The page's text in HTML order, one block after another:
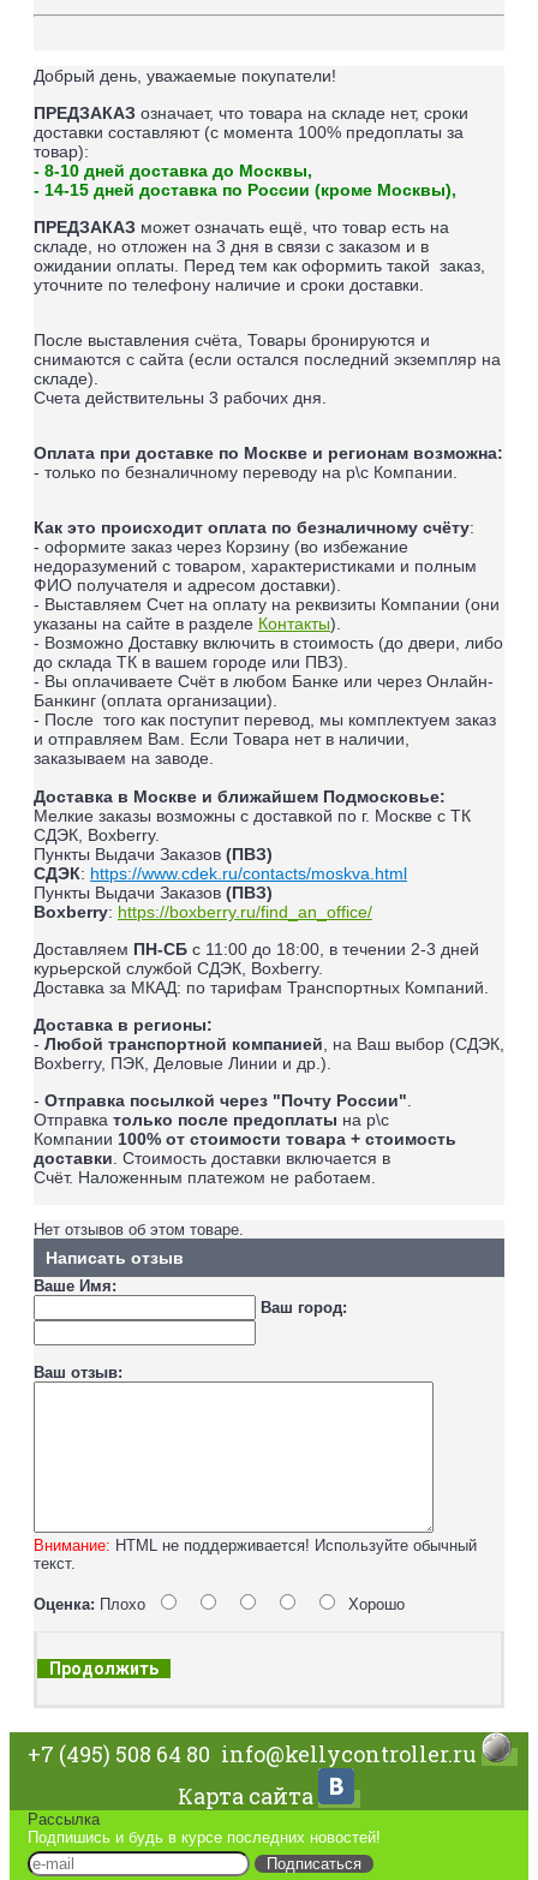
Добрый день, уважаемые покупатели!
ПРЕДЗАКАЗ означает, что товара на складе нет, сроки
доставки составляют (с момента 100% предоплаты за
товар):
- 8-10 дней доставка до Москвы,
- 14-15 дней доставка по России (кроме Москвы),
ПРЕДЗАКАЗ может означать ещё, что товар есть на
складе, но отложен на 3 дня в связи с заказом и в
ожидании оплаты. Перед тем как оформить такой заказ,
уточните по телефону наличие и сроки доставки.
После выставления счёта, Товары бронируются и
снимаются с сайта (если остался последний экземпляр на
складе).
Счета действительны 3 рабочих дня.
Оплата при доставке по Москве и регионам возможна:
- только по безналичному переводу на р\с Компании.
Как это происходит оплата по безналичному счёту:
- оформите заказ через Корзину (во избежание
недоразумений с товаром, характеристиками и полным
ФИО получателя и адресом доставки).
- Выставляем Счет на оплату на реквизиты Компании (они
указаны на сайте в разделе Контакты).
- Возможно Доставку включить в стоимость (до двери, либо
до склада ТК в вашем городе или ПВЗ).
- Вы оплачиваете Счёт в любом Банке или через Онлайн-
Банкинг (оплата организации).
- После того как поступит перевод, мы комплектуем заказ
и отправляем Вам. Если Товара нет в наличии,
заказываем на заводе.
Доставка в Москве и ближайшем Подмосковье:
Мелкие заказы возможны с доставкой по г. Москве с ТК
СДЭК, Boxberry.
Пункты Выдачи Заказов (ПВЗ)
СДЭК: https://www.cdek.ru/contacts/moskva.html
Пункты Выдачи Заказов (ПВЗ)
Boxberry: https://boxberry.ru/find_an_office/
Доставляем ПН-СБ с 11:00 до 18:00, в течении 2-3 дней
курьерской службой СДЭК, Boxberry.
Доставка за МКАД: по тарифам Транспортных Компаний.
Доставка в регионы:
- Любой транспортной компанией , на Ваш выбор (СДЭК,
Boxberry, ПЭК, Деловые Линии и др.).
- Отправка посылкой через "Почту России"
Отправка только после предоплаты на р\с
Компании 100% от стоимости товара + стоимость
доставки . Стоимость доставки включается в
Счёт. Наложенным платежом не работаем
Нет отзывов об этом товаре.
Написать отзыв
Ваше Имя:
Ваш город:
Ваш отзыв:
Внимание: HTML не поддерживается! Используйте обычный
текст.
Оценка: Плохо Хорошо
Продолжить
+7 (495) 508 64 80 info@kellycontroller.ru
Карта сайта
Рассылка
Подпишись и будь в курсе последних новостей!
Подписаться